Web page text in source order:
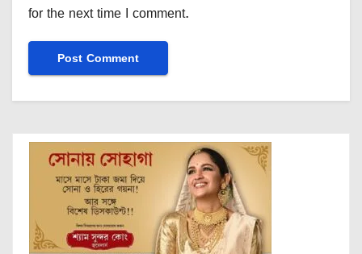
for the next time I comment.